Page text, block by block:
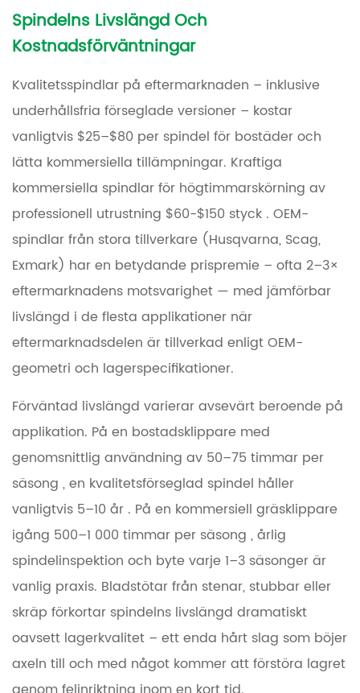
Spindelns Livslängd Och
Kostnadsförväntningar
Kvalitetsspindlar på eftermarknaden – inklusive
underhållsfria förseglade versioner – kostar
vanligtvis $25–$80 per spindel för bostäder och
lätta kommersiella tillämpningar. Kraftiga
kommersiella spindlar för högtimmarskörning av
professionell utrustning $60-$150 styck . OEM-
spindlar från stora tillverkare (Husqvarna, Scag,
Exmark) har en betydande prispremie – ofta 2–3×
eftermarknadens motsvarighet — med jämförbar
livslängd i de flesta applikationer när
eftermarknadsdelen är tillverkad enligt OEM-
geometri och lagerspecifikationer.
Förväntad livslängd varierar avsevärt beroende på
applikation. På en bostadsklippare med
genomsnittlig användning av 50–75 timmar per
säsong , en kvalitetsförseglad spindel håller
vanligtvis 5–10 år . På en kommersiell gräsklippare
igång 500–1 000 timmar per säsong , årlig
spindelinspektion och byte varje 1–3 säsongerär
vanlig praxis. Bladstötar från stenar, stubbar eller
skräp förkortar spindelns livslängd dramatiskt
oavsett lagerkvalitet – ett enda hårt slag som böjer
axeln till och med något kommer att förstöra lagret